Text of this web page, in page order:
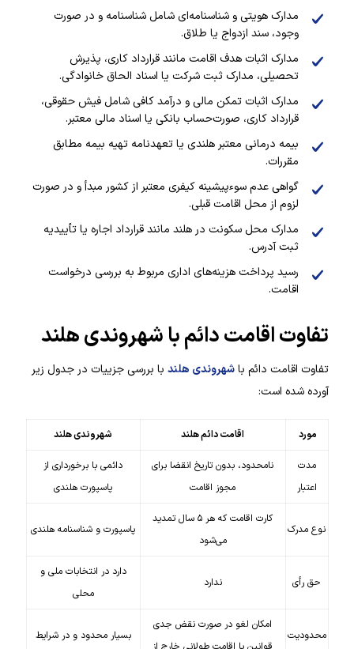
مدارک هویتی و شناسنامه‌ای شامل شناسنامه و در صورت
وجود، سند ازدواج یا طلاق.
مدارک اثبات هدف اقامت مانند قرارداد کاری، پذیرش
تحصیلی، مدارک ثبت شرکت یا اسناد الحاق خانوادگی.
مدارک اثبات تمکن مالی و درآمد کافی شامل فیش حقوقی،
قرارداد کاری، صورت‌حساب بانکی یا اسناد مالی معتبر.
بیمه درمانی معتبر هلندی یا تعهدنامه تهیه بیمه مطابق
مقررات.
گواهی عدم سوءپیشینه کیفری معتبر از کشور مبدأ و در صورت
لزوم از محل اقامت قبلی.
مدارک محل سکونت در هلند مانند قرارداد اجاره یا تأییدیه
ثبت آدرس.
رسید پرداخت هزینه‌های اداری مربوط به بررسی درخواست
اقامت.
تفاوت اقامت دائم با شهروندی هلند
تفاوت اقامت دائم باشهروندی هلند با بررسی جزییات در جدول زیر
آورده شده است:
مورد اقامت دائم هلند شهروندی هلند
مدت
اعتبار
نامحدود، بدون تاریخ انقضا برای
مجوز اقامت
دائمی با برخورداری از
پاسپورت هلندی
نوع مدرک
کارت اقامت که هر ۵ سال تمدید
می‌شود
پاسپورت و شناسنامه هلندی
حق رأی ندارد
دارد در انتخابات ملی و
محلی
محدودیت
امکان لغو در صورت نقض جدی
بسیار محدود و در شرایط